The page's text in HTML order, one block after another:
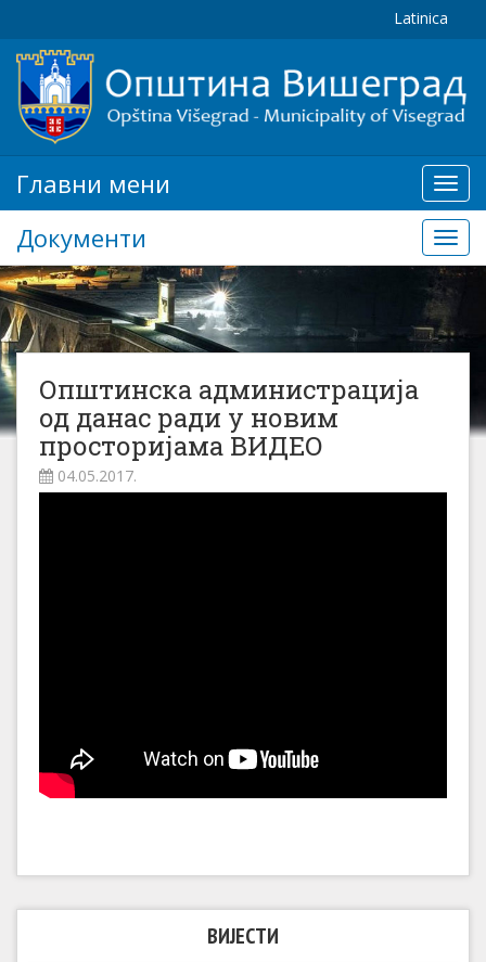
Latinica
мени
Главни мени
Документи
Општинска администрација
од данас ради у новим
просторијама ВИДЕО
04.05.2017.
ВИЈЕСТИ